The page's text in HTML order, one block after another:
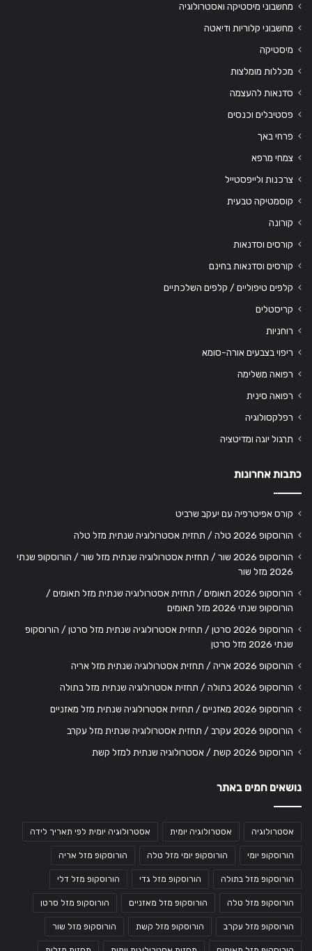
מחשבוני מיסטיקה ואסטרולוגיה
מחשבוני קלוריות ודיאטה
מיסטיקה
מכללות מומלצות
סדנאות להעצמה
פסטיבלים וכנסים
פרחי באך
צמחי מרפא
צרכנות ולייפסטייל
קוסמטיקה טבעית
קורונה
קורסים וסדנאות
קורסים וסדנאות בחינם
קלפים טיפוליים / קלפים השלכתיים
קריסטלים
רוחניות
ריפוי בצבעים אורה-סומא
רפואה משלימה
רפואה סינית
רפלקסולוגיה
תרגול יוגה ומדיטציה
כתבות אחרונות
קורס אפיטרפיה עם יעקב שרביט
הורוסקופ 2026 טלה / תחזית אסטרולוגיה שנתית מזל טלה
הורוסקופ 2026 שור / תחזית אסטרולוגיה שנתית מזל שור / הורוסקופ שנתי
2026 מזל שור
הורוסקופ 2026 תאומים / תחזית אסטרולוגיה שנתית מזל תאומים /
הורוסקופ שנתי 2026 מזל תאומים
הורוסקופ 2026 סרטן / תחזית אסטרולוגיה שנתית מזל סרטן / הורוסקופ
שנתי 2026 מזל סרטן
הורוסקופ 2026 אריה / תחזית אסטרולוגיה שנתית מזל אריה
הורוסקופ 2026 בתולה / תחזית אסטרולוגיה שנתית מזל בתולה
הורוסקופ 2026 מאזניים / תחזית אסטרולוגיה שנתית מזל מאזניים
הורוסקופ 2026 עקרב / תחזית אסטרולוגיה שנתית מזל עקרב
הורוסקופ 2026 קשת / אסטרולוגיה שנתית למזל קשת
נושאים חמים באתר
אסטרולוגיה אסטרולוגיה יומית אסטרולוגיה יומית לפי תאריך לידה
הורוסקופ יומי הורוסקופ יומי מזל טלה הורוסקופ מזל אריה
הורוסקופ מזל בתולה הורוסקופ מזל גדי הורוסקופ מזל דלי
הורוסקופ מזל טלה הורוסקופ מזל מאזניים הורוסקופ מזל סרטן
הורוסקופ מזל עקרב הורוסקופ מזל קשת הורוסקופ מזל שור